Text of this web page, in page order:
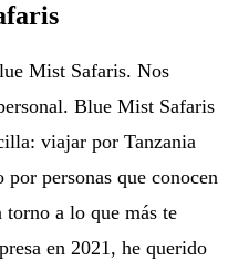
Mist Safaris. Nos
Blue Mist Safaris
viajar por Tanzania
personas que conocen
torno a lo que más te
en 2021, he querido